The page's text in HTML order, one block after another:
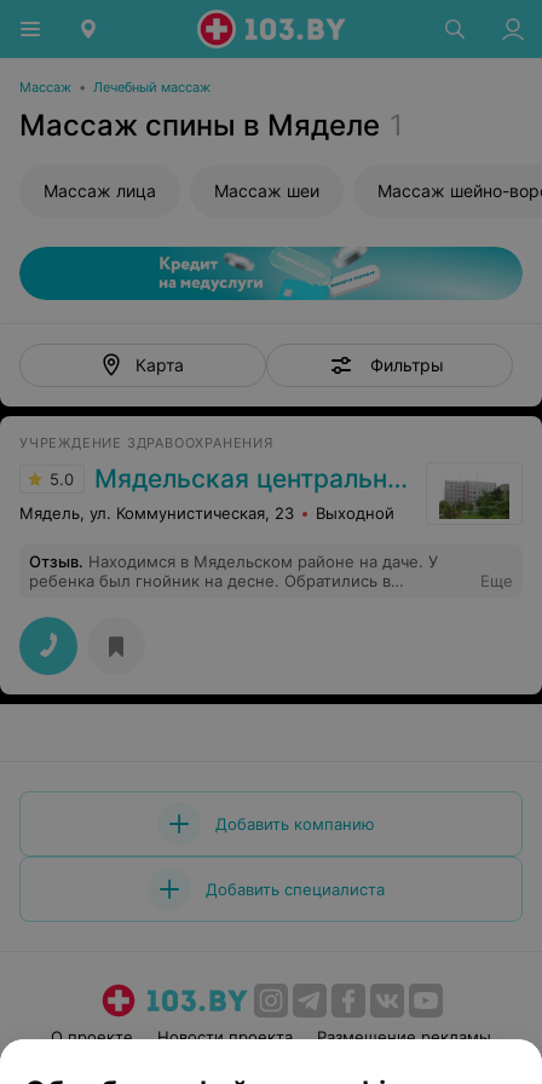
Массаж • Лечебный массаж
Массаж спины в Мяделе 1
Массаж лица Массаж шеи
Карта Фильтры
УЧРЕЖДЕНИЕ ЗДРАВООХРАНЕНИЯ
5.0 Мядельская центральная районная больница
Мядель, ул. Коммунистическая, 23 Выходной
Отзыв. Находимся в Мядельском районе на даче. У
ребенка был гнойник на десне. Обратились в
Стоматолог быстро обработала десну, дала
рекомендации. Спасибо за оперативность и
вежливость!
Еще
Добавить компанию
Добавить специалиста
О проекте Новости проекта
Размещение рекламы